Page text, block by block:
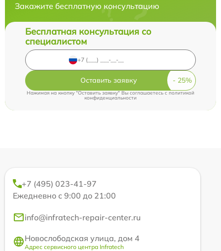
Закажите бесплатную консультацию
Бесплатная консультация со
специалистом
Оставить заявку
Нажимая на кнопку "Оставить заявку" Вы соглашаетесь cполитикой
конфиденциальности
+7 (495) 023-41-97
Ежедневно с 9:00 до 21:00
info@infratech-repair-center.ru
Новослободская улица, дом 4
Адрес сервисного центра Infratech